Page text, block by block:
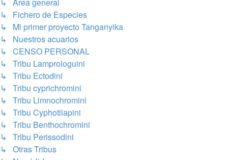
↳ Área general
↳ Fichero de Especies
↳ Mi primer proyecto Tanganyika
↳ Nuestros acuarios
↳ CENSO PERSONAL
↳ Tribu Lamprologuini
↳ Tribu Ectodini
↳ Tribu cyprichromini
↳ Tribu Limnochromini
↳ Tribu Cyphotilapini
↳ Tribu Benthochromini
↳ Tribu Perissodini
↳ Otras Tribus